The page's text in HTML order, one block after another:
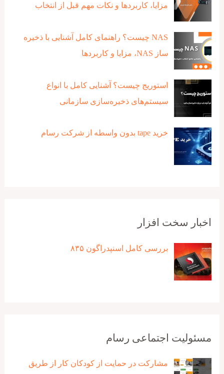
مزایا، کاربردها و نکات مهم قبل از انتخاب
NAS چیست؟ راهنمای کامل آشنایی با ذخیره‌
ساز NAS، مزایا و کاربردها
استوریج چیست؟ آشنایی کامل با انواع
سیستم‌های ذخیره‌سازی سازمانی
خرید tape بدون واسطه از شرکت رسام
اخبار سخت افزار
بررسی کامل اسنپدراگون ۸۳۵
مسئولیت اجتماعی رسام
مشارکت در حمایت از کودکان کار از طریق